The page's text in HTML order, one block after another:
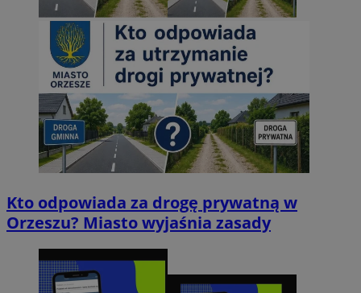
Kto odpowiada za drogę prywatną w
Orzeszu? Miasto wyjaśnia zasady